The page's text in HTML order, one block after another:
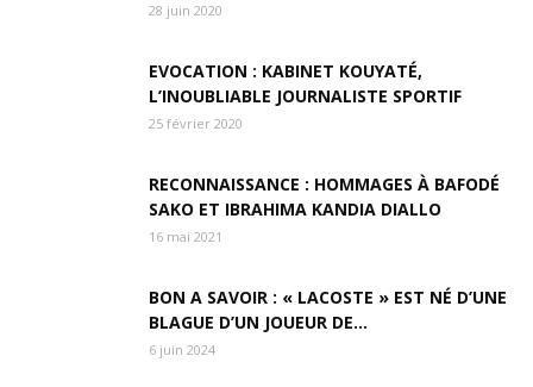
28 juin 2020
EVOCATION : KABINET KOUYATÉ,
L’INOUBLIABLE JOURNALISTE SPORTIF
25 février 2020
RECONNAISSANCE : HOMMAGES À BAFODÉ
SAKO ET IBRAHIMA KANDIA DIALLO
16 mai 2021
BON A SAVOIR : « LACOSTE » EST NÉ D’UNE
BLAGUE D’UN JOUEUR DE...
6 juin 2024